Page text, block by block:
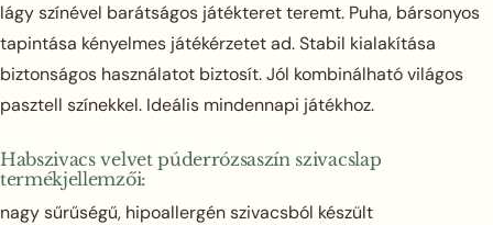
lágy színével barátságos játékteret teremt. Puha, bársonyos
tapintása kényelmes játékérzetet ad. Stabil kialakítása
biztonságos használatot biztosít. Jól kombinálható világos
pasztell színekkel. Ideális mindennapi játékhoz.
Habszivacs velvet púderrózsaszín szivacslap
termékjellemzői:
nagy sűrűségű, hipoallergén szivacsból készült